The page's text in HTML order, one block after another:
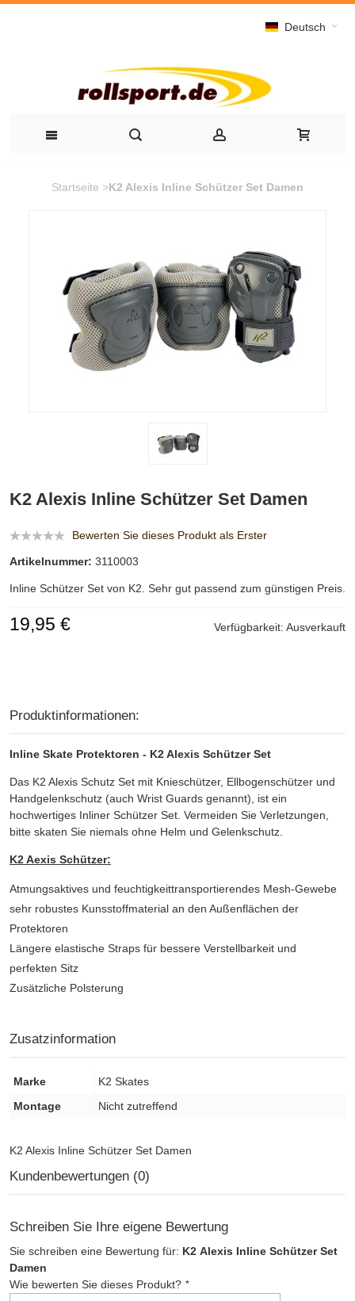
Deutsch
Startseite >K2 Alexis Inline Schützer Set Damen
K2 Alexis Inline Schützer Set Damen
Bewerten Sie dieses Produkt als Erster
Artikelnummer: 3110003
Inline Schützer Set von K2. Sehr gut passend zum günstigen Preis.
Verfügbarkeit: Ausverkauft
19,95 €
Produktinformationen:
Inline Skate Protektoren - K2 Alexis Schützer Set
Das K2 Alexis Schutz Set mit Knieschützer, Ellbogenschützer und
Handgelenkschutz (auch Wrist Guards genannt), ist ein
hochwertiges Inliner Schützer Set. Vermeiden Sie Verletzungen,
bitte skaten Sie niemals ohne Helm und Gelenkschutz.
K2 Aexis Schützer:
Atmungsaktives und feuchtigkeittransportierendes Mesh-Gewebe
sehr robustes Kunsstoffmaterial an den Außenflächen der
Protektoren
Längere elastische Straps für bessere Verstellbarkeit und
perfekten Sitz
Zusätzliche Polsterung
Zusatzinformation
Marke
K2 Skates
Montage
Nicht zutreffend
K2 Alexis Inline Schützer Set Damen
Kundenbewertungen (0)
Schreiben Sie Ihre eigene Bewertung
Sie schreiben eine Bewertung für: K2 Alexis Inline Schützer Set
Damen
Wie bewerten Sie dieses Produkt? *